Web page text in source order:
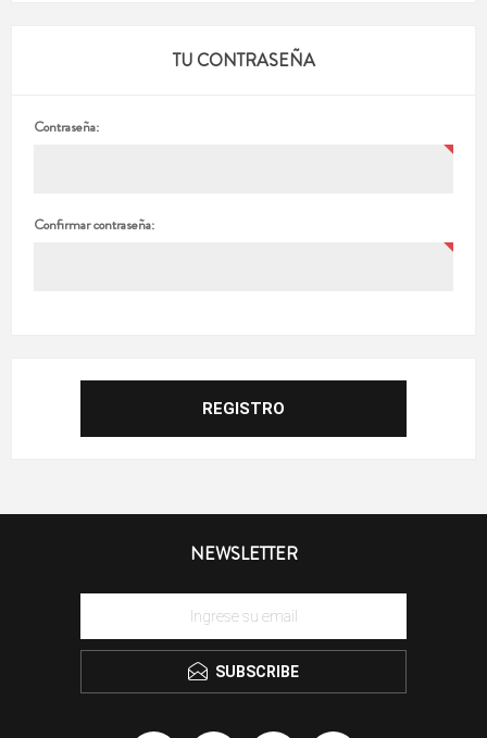
TU CONTRASEÑA
Contraseña:
Confirmar contraseña:
NEWSLETTER
SUBSCRIBE